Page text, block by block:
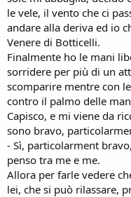
le vele, il vento che ci
andare alla deriva ed io
Venere di Botticelli.
Finalmente ho le mani
sorridere per più di un
scomparire mentre con
contro il palmo delle
Capisco, e mi viene da
sono bravo,
- Sì, particolarment
penso tra me e me.
Allora per farle vedere
lei, che si può rilassare,